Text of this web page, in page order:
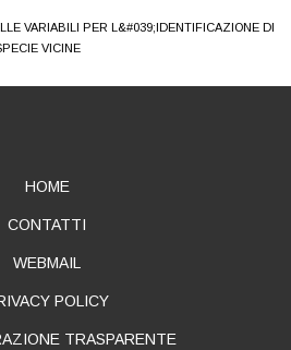
VARIABILI PER L&#039;IDENTIFICAZIONE DI
VICINE
HOME
CONTATTI
WEBMAIL
POLICY
TRASPARENTE